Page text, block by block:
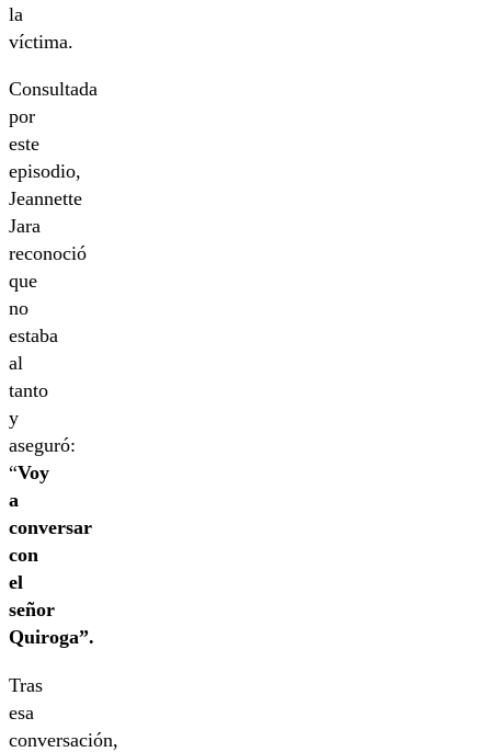
la
víctima.
Consultada
por
este
episodio,
Jeannette
Jara
reconoció
que
no
estaba
al
tanto
y
aseguró:
“Voy
a
conversar
con
el
señor
Quiroga”.
Tras
esa
conversación,